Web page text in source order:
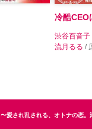
冷酷CEO
渋谷百音子
流月るる /
〜愛され乱される、オトナの恋